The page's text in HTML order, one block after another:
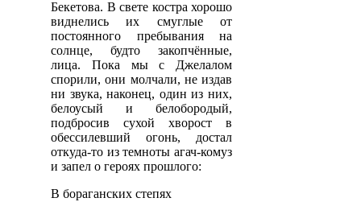
Бекетова. В свете костра хорошо
виднелись их смуглые от
постоянного пребывания на
солнце, будто закопчённые,
лица. Пока мы с Джелалом
спорили, они молчали, не издав
ни звука, наконец, один из них,
белоусый и белобородый,
подбросив сухой хворост в
обессилевший огонь, достал
откуда-то из темноты агач-комуз
и запел о героях прошлого:
В бораганских степях